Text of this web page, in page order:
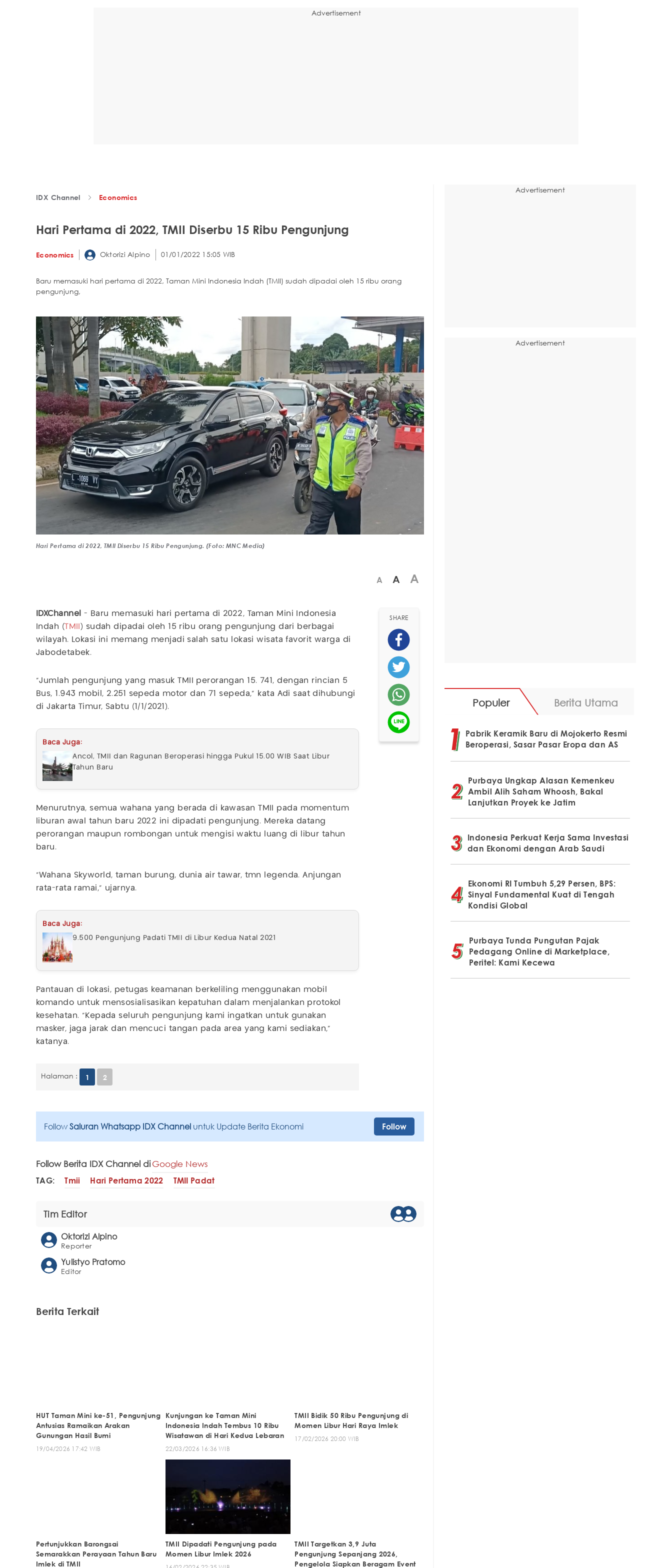
Advertisement
IDX Channel Economics
Hari Pertama di 2022, TMII Diserbu 15 Ribu Pengunjung
Economics Oktorizi Alpino 01/01/2022 15:05 WIB
Baru memasuki hari pertama di 2022, Taman Mini Indonesia Indah (TMII) sudah dipadai oleh 15 ribu orang
pengunjung,
Hari Pertama di 2022, TMII Diserbu 15 Ribu Pengunjung. (Foto: MNC Media)
A A A
IDXChannel - Baru memasuki hari pertama di 2022, Taman Mini Indonesia
Indah ( TMII ) sudah dipadai oleh 15 ribu orang pengunjung dari berbagai
wilayah. Lokasi ini memang menjadi salah satu lokasi wisata favorit warga di
Jabodetabek.
"Jumlah pengunjung yang masuk TMII perorangan 15. 741, dengan rincian 5
Bus, 1.943 mobil, 2.251 sepeda motor dan 71 sepeda," kata Adi saat dihubungi
di Jakarta Timur, Sabtu (1/1/2021).
Baca Juga:
Ancol, TMII dan Ragunan Beroperasi hingga Pukul 15.00 WIB Saat Libur
Tahun Baru
Menurutnya, semua wahana yang berada di kawasan TMII pada momentum
liburan awal tahun baru 2022 ini dipadati pengunjung. Mereka datang
perorangan maupun rombongan untuk mengisi waktu luang di libur tahun
baru.
"Wahana Skyworld, taman burung, dunia air tawar, tmn legenda. Anjungan
rata-rata ramai," ujarnya.
Baca Juga:
9.500 Pengunjung Padati TMII di Libur Kedua Natal 2021
Pantauan di lokasi, petugas keamanan berkeliling menggunakan mobil
komando untuk mensosialisasikan kepatuhan dalam menjalankan protokol
kesehatan. "Kepada seluruh pengunjung kami ingatkan untuk gunakan
masker, jaga jarak dan mencuci tangan pada area yang kami sediakan,"
katanya.
Halaman : 1 2
SHARE
Follow Saluran Whatsapp IDX Channel untuk Update Berita Ekonomi Follow
Follow Berita IDX Channel diGoogle News
TAG: Tmii Hari Pertama 2022 TMII Padat
Tim Editor
Oktorizi Alpino
Reporter
Yulistyo Pratomo
Editor
Berita Terkait
HUT Taman Mini ke-51, Pengunjung
Antusias Ramaikan Arakan
Gunungan Hasil Bumi
19/04/2026 17:42 WIB
Kunjungan ke Taman Mini
Indonesia Indah Tembus 10 Ribu
Wisatawan di Hari Kedua Lebaran
22/03/2026 16:36 WIB
TMII Bidik 50 Ribu Pengunjung di
Momen Libur Hari Raya Imlek
17/02/2026 20:00 WIB
Pertunjukkan Barongsai
Semarakkan Perayaan Tahun Baru
Imlek di TMII
TMII Dipadati Pengunjung pada
Momen Libur Imlek 2026
TMII Targetkan 3,9 Juta
Pengunjung Sepanjang 2026,
Pengelola Siapkan Beragam Event
Advertisement
Advertisement
Populer Berita Utama
Pabrik Keramik Baru di Mojokerto Resmi
Beroperasi, Sasar Pasar Eropa dan AS
Purbaya Ungkap Alasan Kemenkeu
Ambil Alih Saham Whoosh, Bakal
Lanjutkan Proyek ke Jatim
Indonesia Perkuat Kerja Sama Investasi
dan Ekonomi dengan Arab Saudi
Ekonomi RI Tumbuh 5,29 Persen, BPS:
Sinyal Fundamental Kuat di Tengah
Kondisi Global
Purbaya Tunda Pungutan Pajak
Pedagang Online di Marketplace,
Peritel: Kami Kecewa